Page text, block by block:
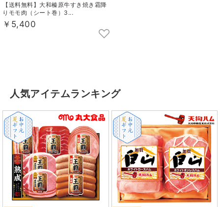
【送料無料】大和榛原牛すき焼き霜降
りモモ肉（シート巻）3...
￥5,400
人気アイテムランキング